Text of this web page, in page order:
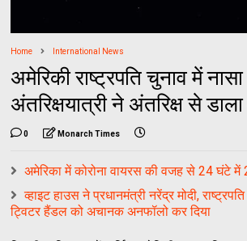
Home International News
अमेरिकी राष्ट्रपति चुनाव में
अंतरिक्षयात्री ने अंतरिक्ष से
0 Monarch Times
अमेरिका में कोरोना वायरस की वजह से 24 घंटे में
व्हाइट हाउस ने प्रधानमंत्री नरेंद्र मोदी,
ट्विटर हैंडल को अचानक अनफॉलो कर दिया